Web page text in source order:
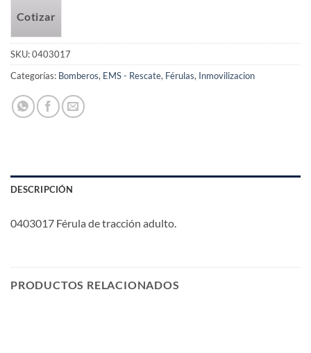
Cotizar
SKU:0403017
Categorías: Bomberos, EMS - Rescate, Férulas, Inmovilizacion
DESCRIPCIÓN
0403017 Férula de tracción adulto.
PRODUCTOS RELACIONADOS